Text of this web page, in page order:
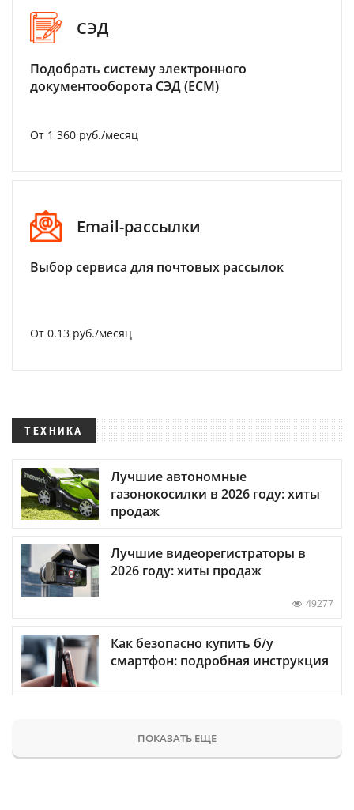
СЭД
Подобрать систему электронного
документооборота СЭД (ECM)
От 1 360 руб./месяц
Email-рассылки
Выбор сервиса для почтовых рассылок
От 0.13 руб./месяц
ТЕХНИКА
Лучшие автономные
газонокосилки в 2026 году: хиты
продаж
Лучшие видеорегистраторы в
2026 году: хиты продаж
49277
Как безопасно купить б/у
смартфон: подробная инструкция
ПОКАЗАТЬ ЕЩЕ